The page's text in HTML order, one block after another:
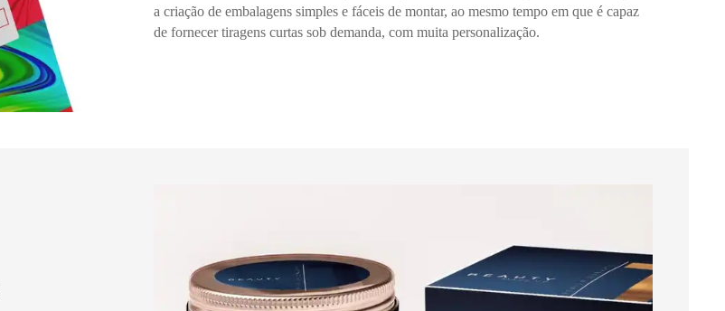
a criação de embalagens simples e fáceis de montar, ao mesmo tempo em que é capaz
de fornecer tiragens curtas sob demanda, com muita personalização.